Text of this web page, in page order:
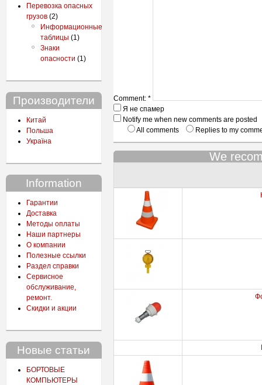
Перевозка опасных
грузов (2)
Информационные
таблицы (1)
Знаки
опасности (1)
Производители
Китай
Польша
Україна
Information
Гарантии
Доставка
Методы оплаты
Наши партнеры
О компании
Полезные ссылки
Раздел справки
Сервисное
обслуживание,
ремонт.
Скидки и акции
Новые статьи
БОРТОВЫЕ
КОМПЬЮТЕРЫ
Comment: *
Я не спамер
Notify me when new comments are posted
All comments
Replies to my
We